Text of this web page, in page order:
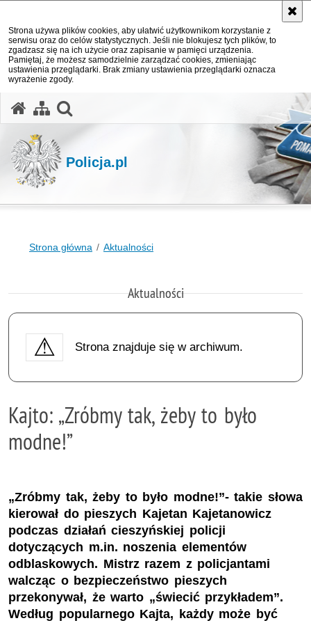
Strona używa plików cookies, aby ułatwić użytkownikom korzystanie z
serwisu oraz do celów statystycznych. Jeśli nie blokujesz tych plików, to
zgadzasz się na ich użycie oraz zapisanie w pamięci urządzenia.
Pamiętaj, że możesz samodzielnie zarządzać cookies, zmieniając
ustawienia przeglądarki. Brak zmiany ustawienia przeglądarki oznacza
wyrażenie zgody.
Policja.pl
Strona główna Aktualności
Aktualności
Strona znajduje się w archiwum.
Kajto: „Zróbmy tak, żeby to było
modne!”
„Zróbmy tak, żeby to było modne!”- takie słowa
kierował do pieszych Kajetan Kajetanowicz
podczas działań cieszyńskiej policji
dotyczących m.in. noszenia elementów
odblaskowych. Mistrz razem z policjantami
walcząc o bezpieczeństwo pieszych
przekonywał, że warto „świecić przykładem”.
Według popularnego Kajta, każdy może być